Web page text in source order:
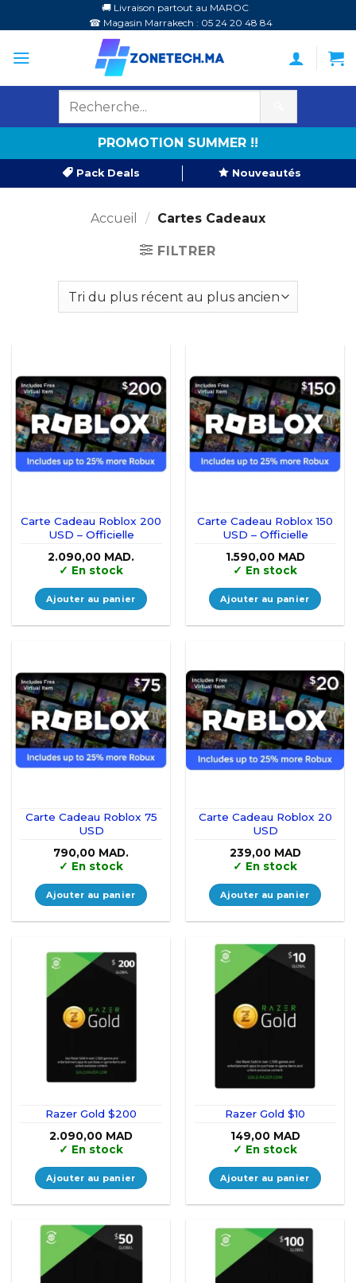
au
contenu
🚚 Livraison partout au MAROC
☎ Magasin Marrakech : 05 24 20 48 84
PROMOTION SUMMER !!
Pack Deals Nouveautés
Accueil / Cartes Cadeaux
FILTRER
Carte Cadeau Roblox 200
USD – Officielle
2.090,00 MAD.
✓ En stock
Ajouter au panier
Carte Cadeau Roblox 150
USD – Officielle
1.590,00 MAD
✓ En stock
Ajouter au panier
Carte Cadeau Roblox 75
USD
790,00 MAD.
✓ En stock
Ajouter au panier
Carte Cadeau Roblox 20
USD
239,00 MAD
✓ En stock
Ajouter au panier
Razer Gold $200
2.090,00 MAD
✓ En stock
Ajouter au panier
Razer Gold $10
149,00 MAD
✓ En stock
Ajouter au panier